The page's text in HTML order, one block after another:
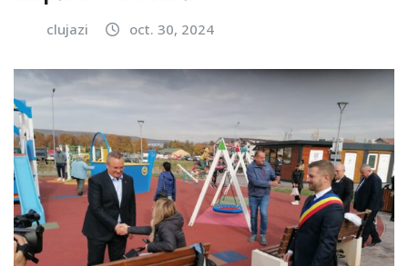
clujazi oct. 30, 2024